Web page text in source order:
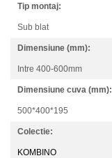
Tip montaj:
Sub blat
Dimensiune (mm):
Intre 400-600mm
Dimensiune cuva (mm):
500*400*195
Colectie:
KOMBINO